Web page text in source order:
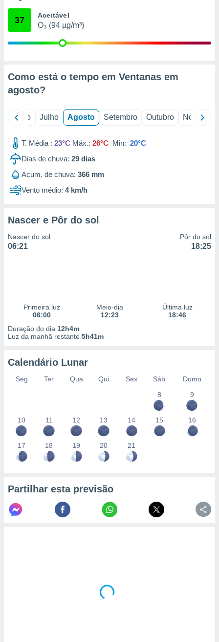
através
1199
37 Aceitável
O₃ (94 µg/m³)
Como está o tempo em Ventanas em
agosto?
Junho Julho Agosto Setembro Outubro Novembro
T. Média : 23°C Máx.: 26°C Min: 20°C
Dias de chuva: 29 dias
Acum. de chuva: 366 mm
Vento médio: 4 km/h
Nascer e Pôr do sol
Nascer do sol
06:21
Pôr do sol
18:25
Primeira luz
06:00
Meio-dia
12:23
Última luz
18:46
Duração do dia 12h4m
Luz da manhã restante 5h41m
Calendário Lunar
Seg Ter Qua Qui Sex Sáb
Domo
8
9
10 11 12 13 14 15 16
17 18 19 20 21
Partilhar esta previsão